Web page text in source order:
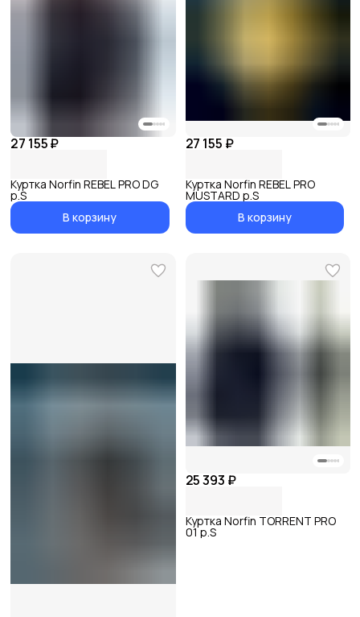
27 155 ₽
Куртка Norfin REBEL PRO DG
р.S
В корзину
27 155 ₽
Куртка Norfin REBEL PRO
MUSTARD р.S
В корзину
25 393 ₽
Куртка Norfin TORRENT PRO
01 р.S